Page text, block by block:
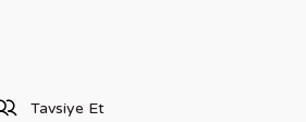
Tavsiye Et